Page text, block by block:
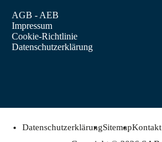
AGB - AEB
Impressum
Cookie-Richtlinie
Datenschutzerklärung
DatenschutzerklärungSitemapKontakt